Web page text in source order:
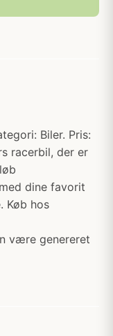
Biler. Pris:
racerbil, der er
dine favorit
Køb hos
være genereret